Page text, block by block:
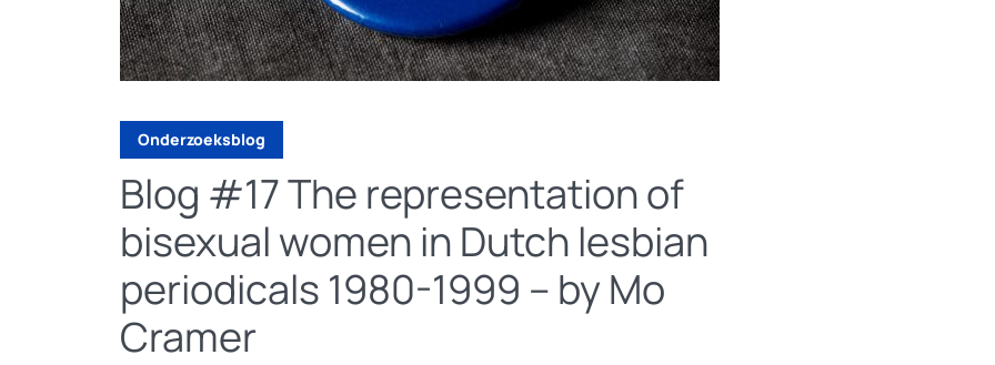
Onderzoeksblog
Blog #17 The representation of
bisexual women in Dutch lesbian
periodicals 1980-1999 – by Mo
Cramer